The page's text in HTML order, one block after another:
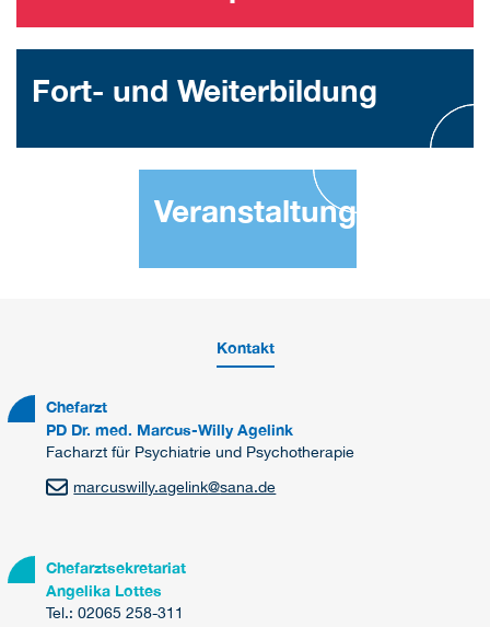
Fort- und Weiterbildung
Veranstaltungen
Kontakt
Chefarzt
PD Dr. med. Marcus-Willy Agelink
Facharzt für Psychiatrie und Psychotherapie
marcuswilly.agelink@sana.de
Chefarztsekretariat
Angelika Lottes
Tel.: 02065 258-311